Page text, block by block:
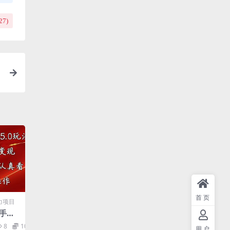
)
项目
游
暴，
8 10
首页